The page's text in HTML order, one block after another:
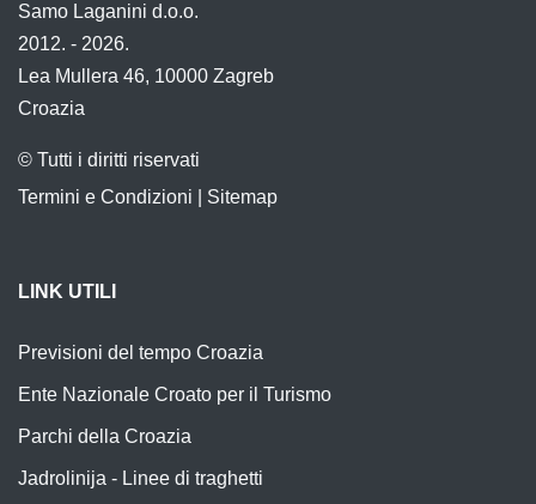
Samo Laganini d.o.o.
2012. - 2026.
Lea Mullera 46, 10000 Zagreb
Croazia
© Tutti i diritti riservati
Termini e Condizioni
Sitemap
LINK UTILI
Previsioni del tempo Croazia
Ente Nazionale Croato per il Turismo
Parchi della Croazia
Jadrolinija - Linee di traghetti